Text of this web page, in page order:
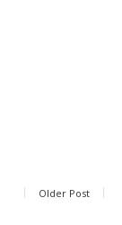
Older Post